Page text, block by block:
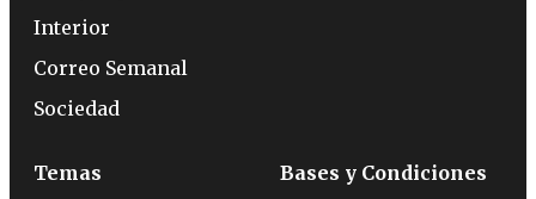
Interior
Correo Semanal
Sociedad
Temas
Bases y Condiciones